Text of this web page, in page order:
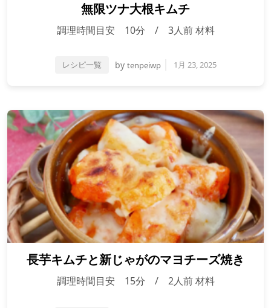
無限ツナ大根キムチ
調理時間目安 10分 / 3人前 材料
レシピ一覧 by tenpeiwp 1月 23, 2025
長芋キムチと新じゃがのマヨチーズ焼き
調理時間目安 15分 / 2人前 材料